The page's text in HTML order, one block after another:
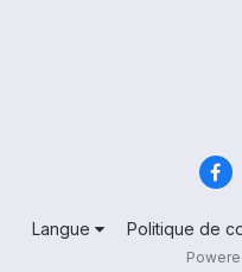
Langue Politique de